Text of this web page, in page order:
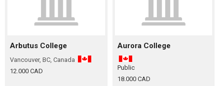
Arbutus College
Vancouver, BC, Canada
12.000 CAD
Aurora College
Public
18.000 CAD